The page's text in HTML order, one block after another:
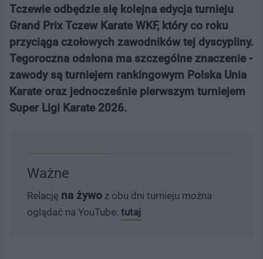
Tczewie odbędzie się kolejna edycja turnieju
Grand Prix Tczew Karate WKF, który co roku
przyciąga czołowych zawodników tej dyscypliny.
Tegoroczna odsłona ma szczególne znaczenie -
zawody są turniejem rankingowym Polska Unia
Karate oraz jednocześnie pierwszym turniejem
Super Ligi Karate 2026.
Ważne
Relację na żywo z obu dni turnieju można
oglądać na YouTube: tutaj